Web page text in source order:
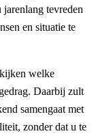
jarenlang tevreden
en situatie te
welke
Daarbij zult
samengaat met
zonder dat u te